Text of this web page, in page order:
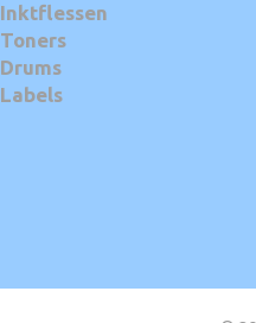
Inktflessen
Toners
Drums
Labels